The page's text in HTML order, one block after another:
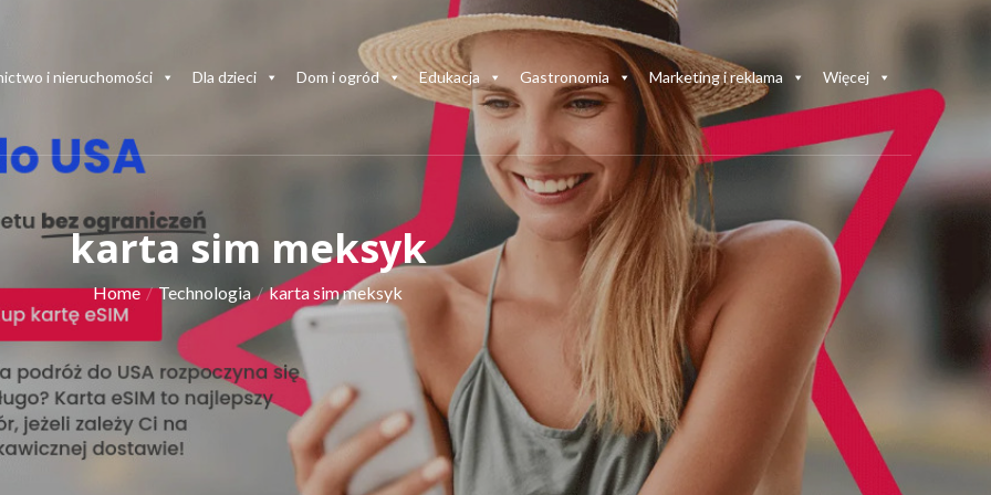
i nieruchomości Dla dzieci Dom i ogród Edukacja Gastronomia Marketing i reklama Więcej
karta sim meksyk
Home Technologia karta sim meksyk